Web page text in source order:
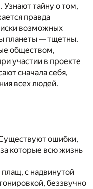
тайну о том,
правда
возможных
планеты — тщетны.
обществом,
участии в проекте
сначала себя,
всех людей.
ошибки,
которые всю жизнь
с надвинутой
беззвучно